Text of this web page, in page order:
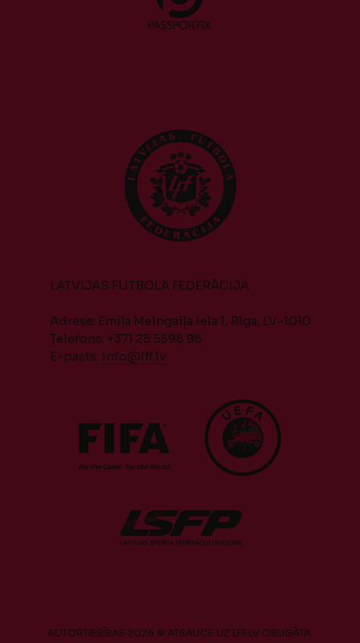
LATVIJAS FUTBOLA FEDERĀCIJA
Adrese: Emiļa Melngaiļa iela 1, Rīga, LV-1010
Telefons: +371 28 5598 98
E-pasts: info@lff.lv
AUTORTIESĪBAS 2026 © ATSAUCE UZ LFF.LV OBLIGĀTA.